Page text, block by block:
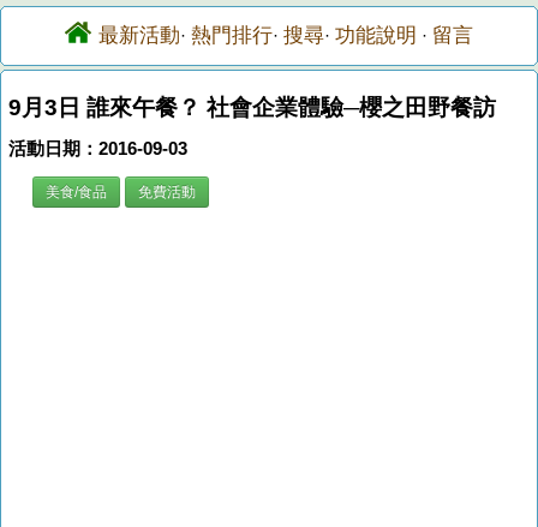
最新活動· 熱門排行· 搜尋· 功能說明 · 留言
9月3日 誰來午餐？ 社會企業體驗─櫻之田野餐訪
活動日期：2016-09-03
美食/食品 免費活動